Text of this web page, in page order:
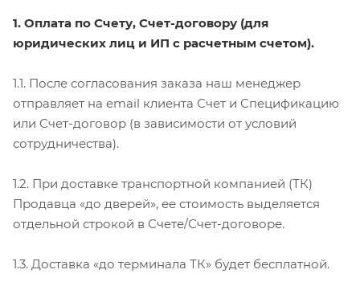
1. Оплата по Счету, Счет-договору (для
юридических лиц и ИП с расчетным счетом).
1.1. После согласования заказа наш менеджер
отправляет на email клиента Счет и Спецификацию
или Счет-договор (в зависимости от условий
сотрудничества).
1.2. При доставке транспортной компанией (ТК)
Продавца «до дверей», ее стоимость выделяется
отдельной строкой в Счете/Счет-договоре.
1.3. Доставка «до терминала ТК» будет бесплатной.